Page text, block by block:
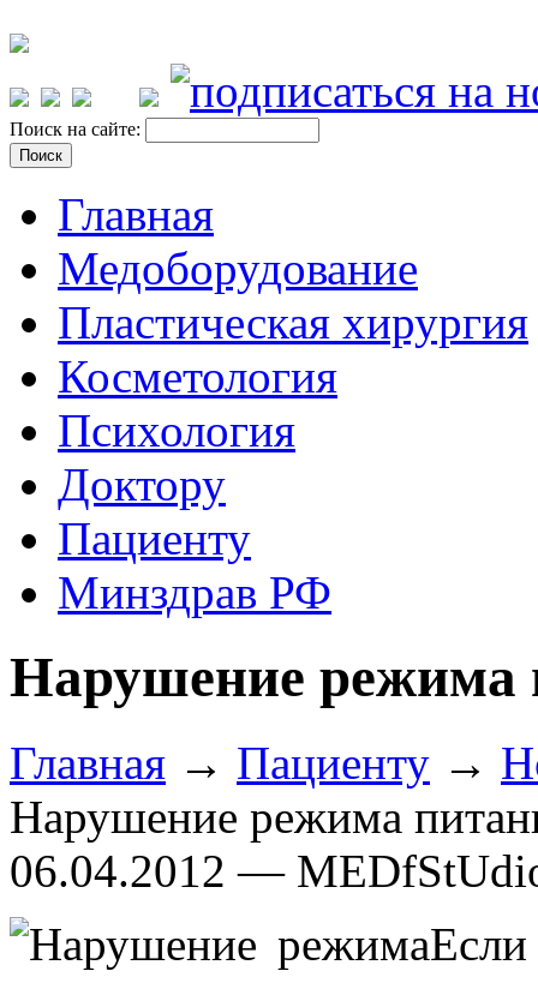
Поиск на сайте:
Главная
Медоборудование
Пластическая хирургия
Косметология
Психология
Доктору
Пациенту
Минздрав РФ
Нарушение режима
Главная → Пациенту →
Нарушение режима
06.04.2012 —